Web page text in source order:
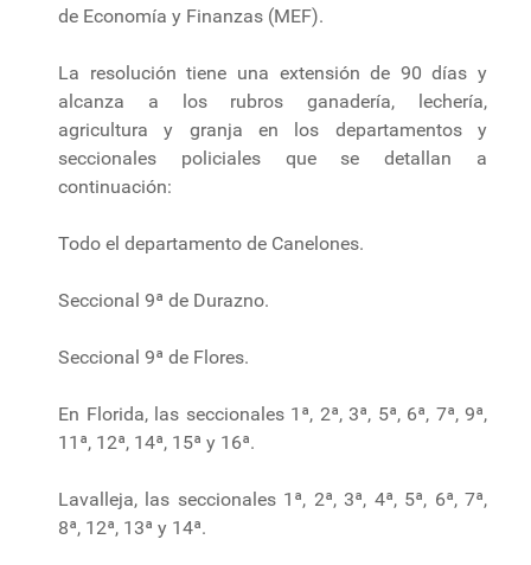
de Economía y Finanzas (MEF).
La resolución tiene una extensión de 90 días y
alcanza a los rubros ganadería, lechería,
agricultura y granja en los departamentos y
seccionales policiales que se detallan a
continuación:
Todo el departamento de Canelones.
Seccional 9ª de Durazno.
Seccional 9ª de Flores.
En Florida, las seccionales 1ª, 2ª, 3ª, 5ª, 6ª, 7ª, 9ª,
11ª, 12ª, 14ª, 15ª y 16ª.
Lavalleja, las seccionales 1ª, 2ª, 3ª, 4ª, 5ª, 6ª, 7ª,
8ª, 12ª, 13ª y 14ª.